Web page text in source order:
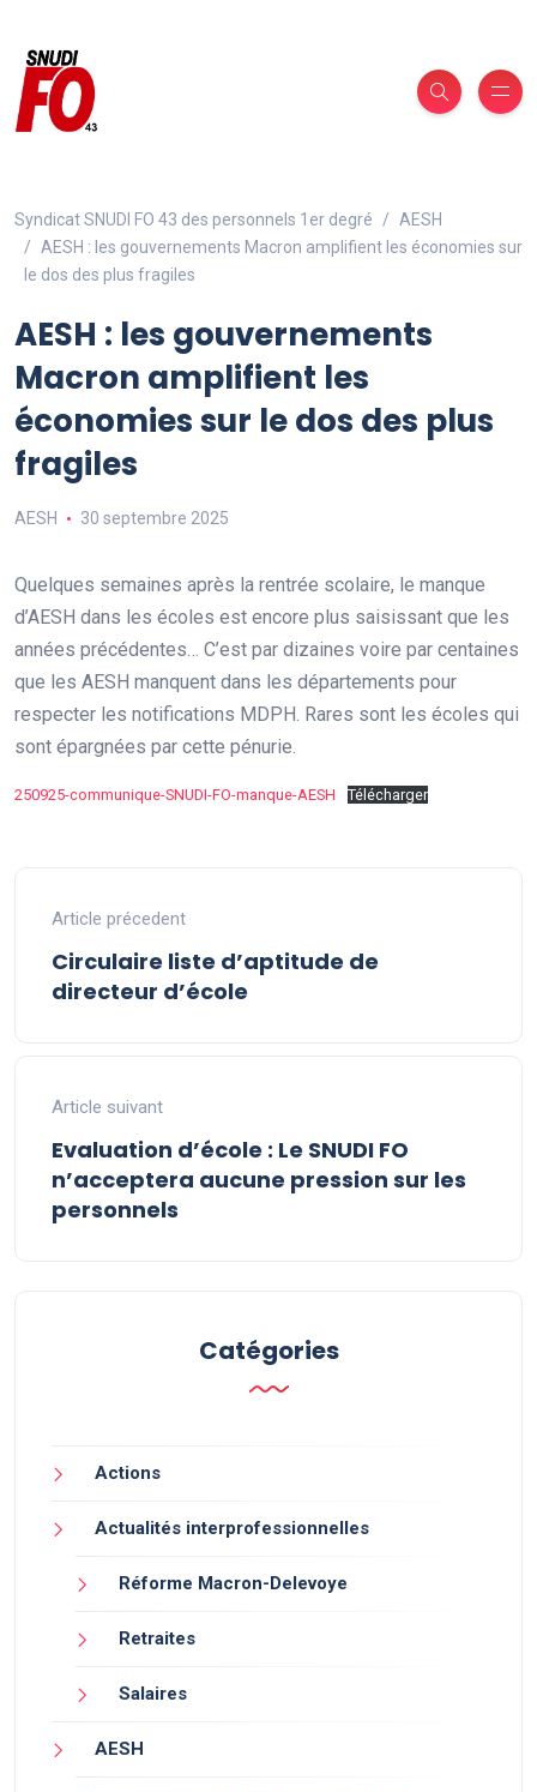
Syndicat SNUDI FO 43 des personnels 1er degré
AESH
AESH : les gouvernements Macron amplifient les économies sur
le dos des plus fragiles
AESH : les gouvernements
Macron amplifient les
économies sur le dos des plus
fragiles
AESH 30 septembre 2025
Quelques semaines après la rentrée scolaire, le manque
d’AESH dans les écoles est encore plus saisissant que les
années précédentes… C’est par dizaines voire par centaines
que les AESH manquent dans les départements pour
respecter les notifications MDPH. Rares sont les écoles qui
sont épargnées par cette pénurie.
250925-communique-SNUDI-FO-manque-AESH Télécharger
Article précedent
Circulaire liste d’aptitude de
directeur d’école
Article suivant
Evaluation d’école : Le SNUDI FO
n’acceptera aucune pression sur les
personnels
Catégories
Actions
Actualités interprofessionnelles
Réforme Macron-Delevoye
Retraites
Salaires
AESH